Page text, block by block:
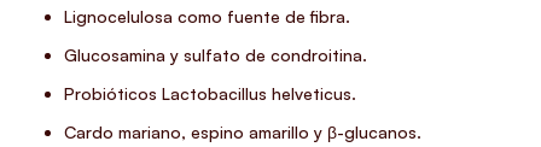
Lignocelulosa como fuente de fibra.
Glucosamina y sulfato de condroitina.
Probióticos Lactobacillus helveticus.
Cardo mariano, espino amarillo y β-glucanos.